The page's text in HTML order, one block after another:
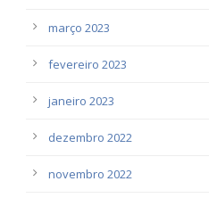
março 2023
fevereiro 2023
janeiro 2023
dezembro 2022
novembro 2022